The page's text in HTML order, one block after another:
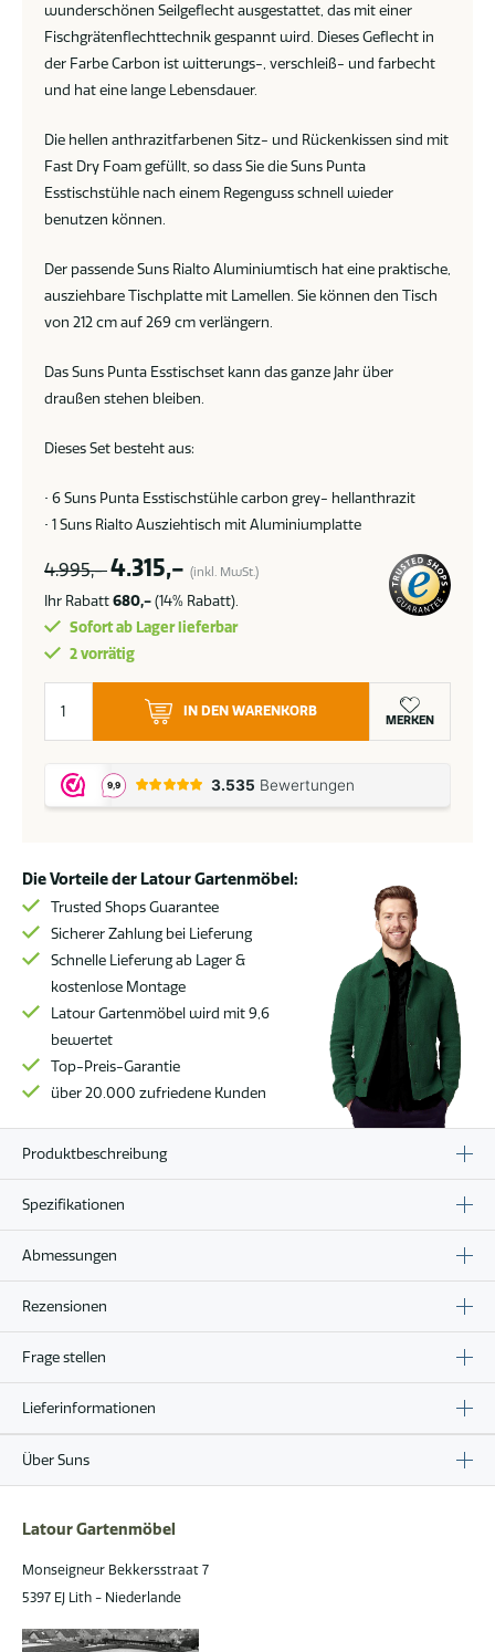
wunderschönen Seilgeflecht ausgestattet, das mit einer
Fischgrätenflechttechnik gespannt wird. Dieses Geflecht in
der Farbe Carbon ist witterungs-, verschleiß- und farbecht
und hat eine lange Lebensdauer.
Die hellen anthrazitfarbenen Sitz- und Rückenkissen sind mit
Fast Dry Foam gefüllt, so dass Sie die Suns Punta
Esstischstühle nach einem Regenguss schnell wieder
benutzen können.
Der passende Suns Rialto Aluminiumtisch hat eine praktische,
ausziehbare Tischplatte mit Lamellen. Sie können den Tisch
von 212 cm auf 269 cm verlängern.
Das Suns Punta Esstischset kann das ganze Jahr über
draußen stehen bleiben.
Dieses Set besteht aus:
• 6 Suns Punta Esstischstühle carbon grey- hellanthrazit
• 1 Suns Rialto Ausziehtisch mit Aluminiumplatte
4.995,- 4.315,- (inkl. MwSt.)
Ihr Rabatt680,-(14% Rabatt).
Sofort ab Lager lieferbar
2 vorrätig
Punta
Esstischgruppe
anthrazit
mit
Rialto
Menge
IN DEN WARENKORB
MERKEN
Die Vorteile der Latour Gartenmöbel:
Trusted Shops Guarantee
Sicherer Zahlung bei Lieferung
Schnelle Lieferung ab Lager &
kostenlose Montage
Latour Gartenmöbel wird mit 9,6
bewertet
Top-Preis-Garantie
über 20.000 zufriedene Kunden
Produktbeschreibung
Spezifikationen
Abmessungen
Rezensionen
Frage stellen
Lieferinformationen
Über Suns
Latour Gartenmöbel
Monseigneur Bekkersstraat 7
5397 EJ Lith - Niederlande